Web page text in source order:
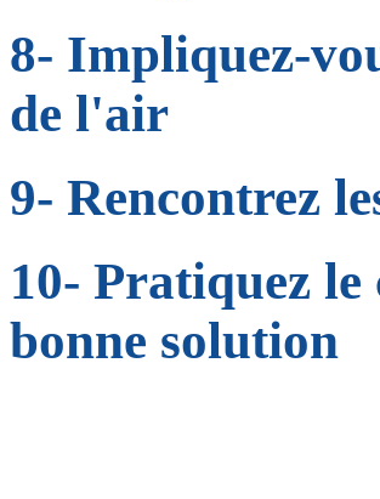
8- Impliquez-
de l'air
9- Rencontrez
10- Pratiquez
bonne solution